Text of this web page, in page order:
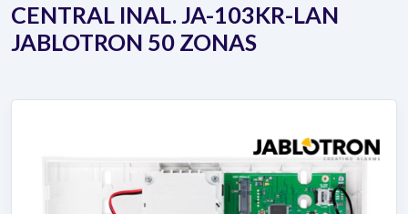
CENTRAL INAL. JA-103KR-LAN
JABLOTRON 50 ZONAS